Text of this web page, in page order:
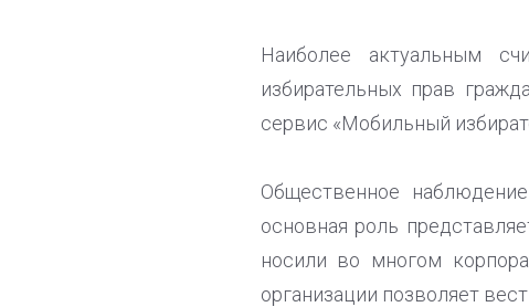
Наиболее актуальным
избирательных прав
сервис «Мобильный
Общественное
основная роль
носили во многом
организации позволяет